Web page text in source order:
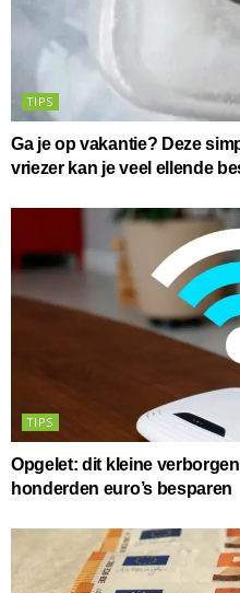
TIPS
Ga je op vakantie? Deze
vriezer kan je veel ellende
TIPS
Opgelet: dit kleine
honderden euro’s besparen